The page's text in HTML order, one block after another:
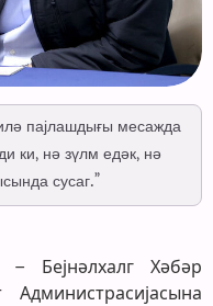
пајлашдығы месажда
ки, нә зүлм едәк, нә
сусаг.”
– Бејнәлхалг Хәбәр